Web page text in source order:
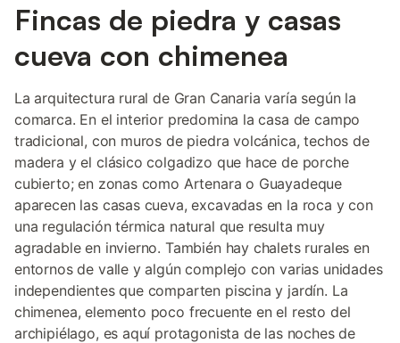
Fincas de piedra y casas
cueva con chimenea
La arquitectura rural de Gran Canaria varía según la
comarca. En el interior predomina la casa de campo
tradicional, con muros de piedra volcánica, techos de
madera y el clásico colgadizo que hace de porche
cubierto; en zonas como Artenara o Guayadeque
aparecen las casas cueva, excavadas en la roca y con
una regulación térmica natural que resulta muy
agradable en invierno. También hay chalets rurales en
entornos de valle y algún complejo con varias unidades
independientes que comparten piscina y jardín. La
chimenea, elemento poco frecuente en el resto del
archipiélago, es aquí protagonista de las noches de